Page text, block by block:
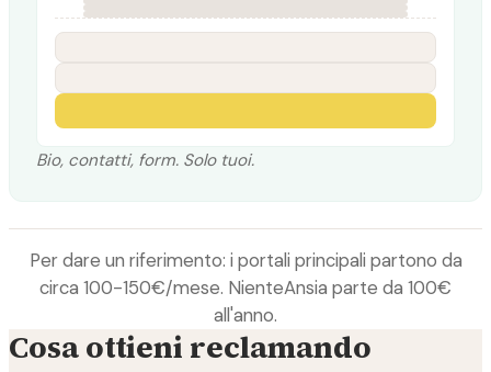
Bio, contatti, form. Solo tuoi.
Per dare un riferimento: i portali principali partono da
circa 100-150€/mese. NienteAnsia parte da 100€
all'anno.
Cosa ottieni reclamando